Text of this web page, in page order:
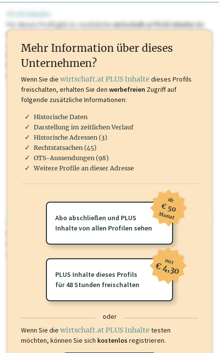
PLUS Inhalte
Für dieses Profil gibt es zusätzlichewirtschaft.at PLUS Inhaltedie
Sie momentan nicht einsehen können. Schalten Sie dieses Profil frei
oder loggen Sie sich ein um diese Inhalte zu sehen. wirtschaft.at PLUS
Marken, Patente, Rechtstatsachen, OTS-Aussendungen, und viele
mehr.
wirtschaft.at PLUS
Für dieses Profil gibt es zusätzlichewirtschaft.at PLUS Inhalte
Sie momentan nicht einsehen können. Schalten Sie dieses Profil frei
oder loggen Sie sich ein um diese Inhalte zu sehen.
Mehr Information über dieses
Unternehmen?
Wenn Sie die wirtschaft.at PLUS Inhalte dieses Profils
freischalten, erhalten Sie den werbefreien Zugriff auf
folgende zusätzliche Informationen:
Historische Daten
Darstellung im zeitlichen Verlauf
Historische Adressen (3)
Rechtstatsachen (45)
OTS-Aussendungen (98)
Weitere Profile an dieser Adresse
Abo abschließen und PLUS
Inhalte von allen Profilen sehen
ab
€ 50
Monat
PLUS Inhalte dieses Profils
für 48 Stunden freischalten
nur
€ 4,30
oder
Wenn Sie die wirtschaft.at PLUS Inhalte testen
möchten, können Sie sich kostenlos registrieren.